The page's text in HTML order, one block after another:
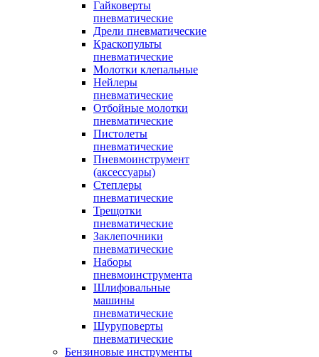
Гайковерты
пневматические
Дрели пневматические
Краскопульты
пневматические
Молотки клепальные
Нейлеры
пневматические
Отбойные молотки
пневматические
Пистолеты
пневматические
Пневмоинструмент
(аксессуары)
Степлеры
пневматические
Трещотки
пневматические
Заклепочники
пневматические
Наборы
пневмоинструмента
Шлифовальные
машины
пневматические
Шуруповерты
пневматические
Бензиновые инструменты